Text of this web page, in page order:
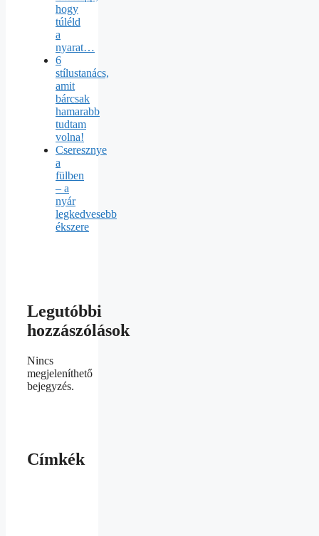
hogy
túléld
a
nyarat…
6
stílustanács,
amit
bárcsak
hamarabb
tudtam
volna!
Cseresznye
a
fülben
– a
nyár
legkedvesebb
ékszere
Legutóbbi
hozzászólások
Nincs
megjeleníthető
bejegyzés.
Címkék